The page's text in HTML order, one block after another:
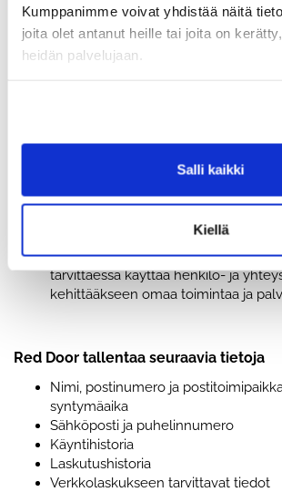
Kumppanimme voivat yhdistää näitä
joita olet antanut heille tai joita on
heidän palvelujaan.
Salli kaikki
Kiellä
jonkin lukijalla varustetuista ovista.
jäsenyyden edellytyksenä raportin
käynneistä.
Käyttäjän antamat henkilö- ja
asiakasrekisteriin aina liittymisen tai
ostamisen yhteydessä, jossa asiakas
Kuntosaliasiakas voi päättää
mobiiliapplikaation käyttöönsä. Red
tarvittaessa käyttää henkilö- ja
kehittääkseen omaa toimintaa ja
Red Door tallentaa seuraavia tietoja
Nimi, postinumero ja
syntymäaika
Sähköposti ja puhelinnumero
Käyntihistoria
Laskutushistoria
Verkkolaskukseen tarvittavat tiedot